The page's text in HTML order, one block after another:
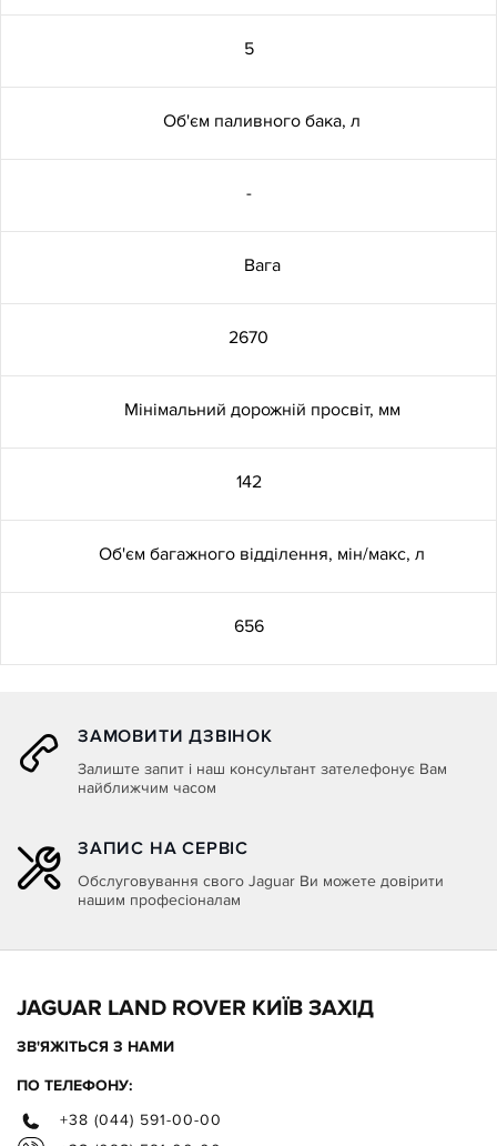
Зовнішні дзеркала з
електричним регулюванням,
автоматичним затемненням з
Apple CarPlay®
2-й ряд сидінь: складання
Remote
передніх сидінь за 12
налаштуваннями з функцією
пам'яті сидіння водія - без
Pivi Pro (Connected)
громадських місцях (Mode 3)
5
Об'єм паливного бака, л
-
Вага
2670
Мінімальний дорожній просвіт, мм
142
Об'єм багажного відділення, мін/макс, л
656
ЗАМОВИТИ ДЗВІНОК
Залиште запит і наш консультант зателефонує Вам
найближчим часом
ЗАПИС НА СЕРВІС
Обслуговування свого Jaguar Ви можете довірити
нашим професіоналам
JAGUAR LAND ROVER КИЇВ ЗАХІД
ЗВ'ЯЖІТЬСЯ З НАМИ
ПО ТЕЛЕФОНУ:
+38 (044) 591-00-00